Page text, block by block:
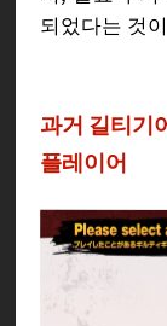
되었다는 것
과거 길티기
플레이어